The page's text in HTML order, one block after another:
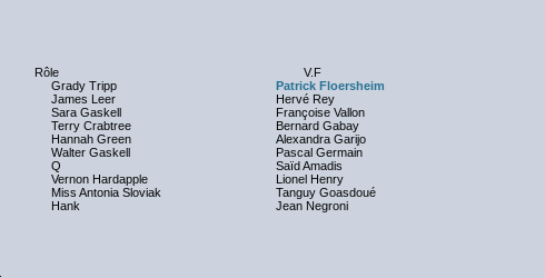
Rôle
V.F
Grady Tripp
Patrick Floersheim
James Leer
Hervé Rey
Sara Gaskell
Françoise Vallon
Terry Crabtree
Bernard Gabay
Hannah Green
Alexandra Garijo
Walter Gaskell
Pascal Germain
Q
Saïd Amadis
Vernon Hardapple
Lionel Henry
Miss Antonia Sloviak
Tanguy Goasdoué
Hank Jean Negroni